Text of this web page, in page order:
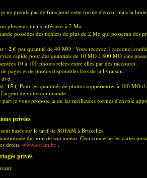
ne prends pas de frais pour cette forme d'envoi mais la
plusieurs mails inférieur à 2 Mo
possèdes des fichiers de plus de 2 Mo qui posserait des
: 2 € par quantité de 40 MO . Vous recevez 1 raccouci
rapide pour des quantités de 10 MO à 800 MO sans
10 à 100 photos relèes entre elles par des raccourci.
pages et de photos disponibles lors de la livraison.
dvd
15 € Pour les quantités de photos suppérieures à 100 MO
de votre commande.
je vous propose la ou les meilleures formes d'envoie
privées
basés sur le tarif de SOFAM à Bruxelles
du nom de son auteur. Ceci concerne les cartes
droits, www.sofam.be .
privés